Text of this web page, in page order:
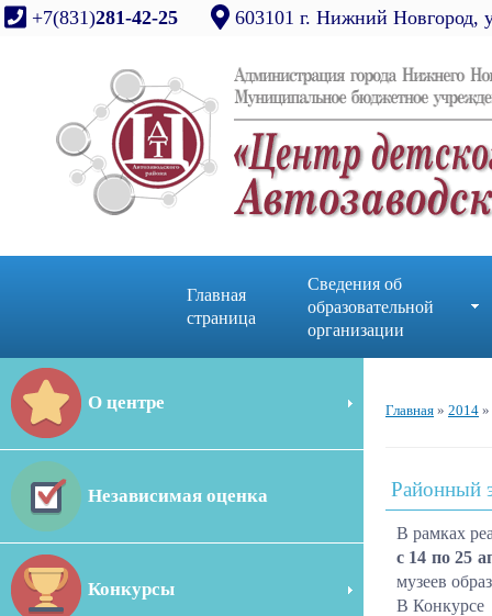
+7(831)281-42-25 603101 г. Нижний Новгород,
Главная
страница
Сведения об
образовательной
организации
О центре
Независимая оценка
Конкурсы
Главная » 2014 »
Районный
В рамках
с 14 по 25
музеев
В